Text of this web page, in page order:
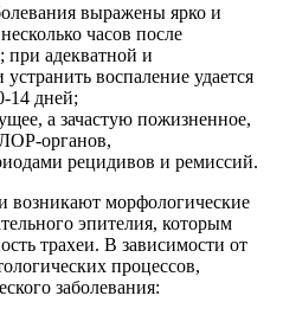
выражены ярко и
часов после
при адекватной и
воспаление удается
14 дней;
а зачастую пожизненное,
органов,
рецидивов и ремиссий.
возникают морфологические
эпителия, которым
трахеи. В зависимости от
процессов,
заболевания: